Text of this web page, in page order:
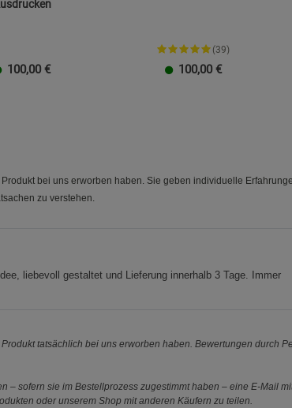
100,00 €
(39)
100,00 €
bei uns erworben haben. Sie geben individuelle
zu verstehen.
liebevoll gestaltet und Lieferung innerhalb 3 Tage. Immer
tatsächlich bei uns erworben haben. Bewertungen durch
sofern sie im Bestellprozess zugestimmt haben – eine E-Mail
oder unserem Shop mit anderen Käufern zu teilen.
Datenschutzerklärung